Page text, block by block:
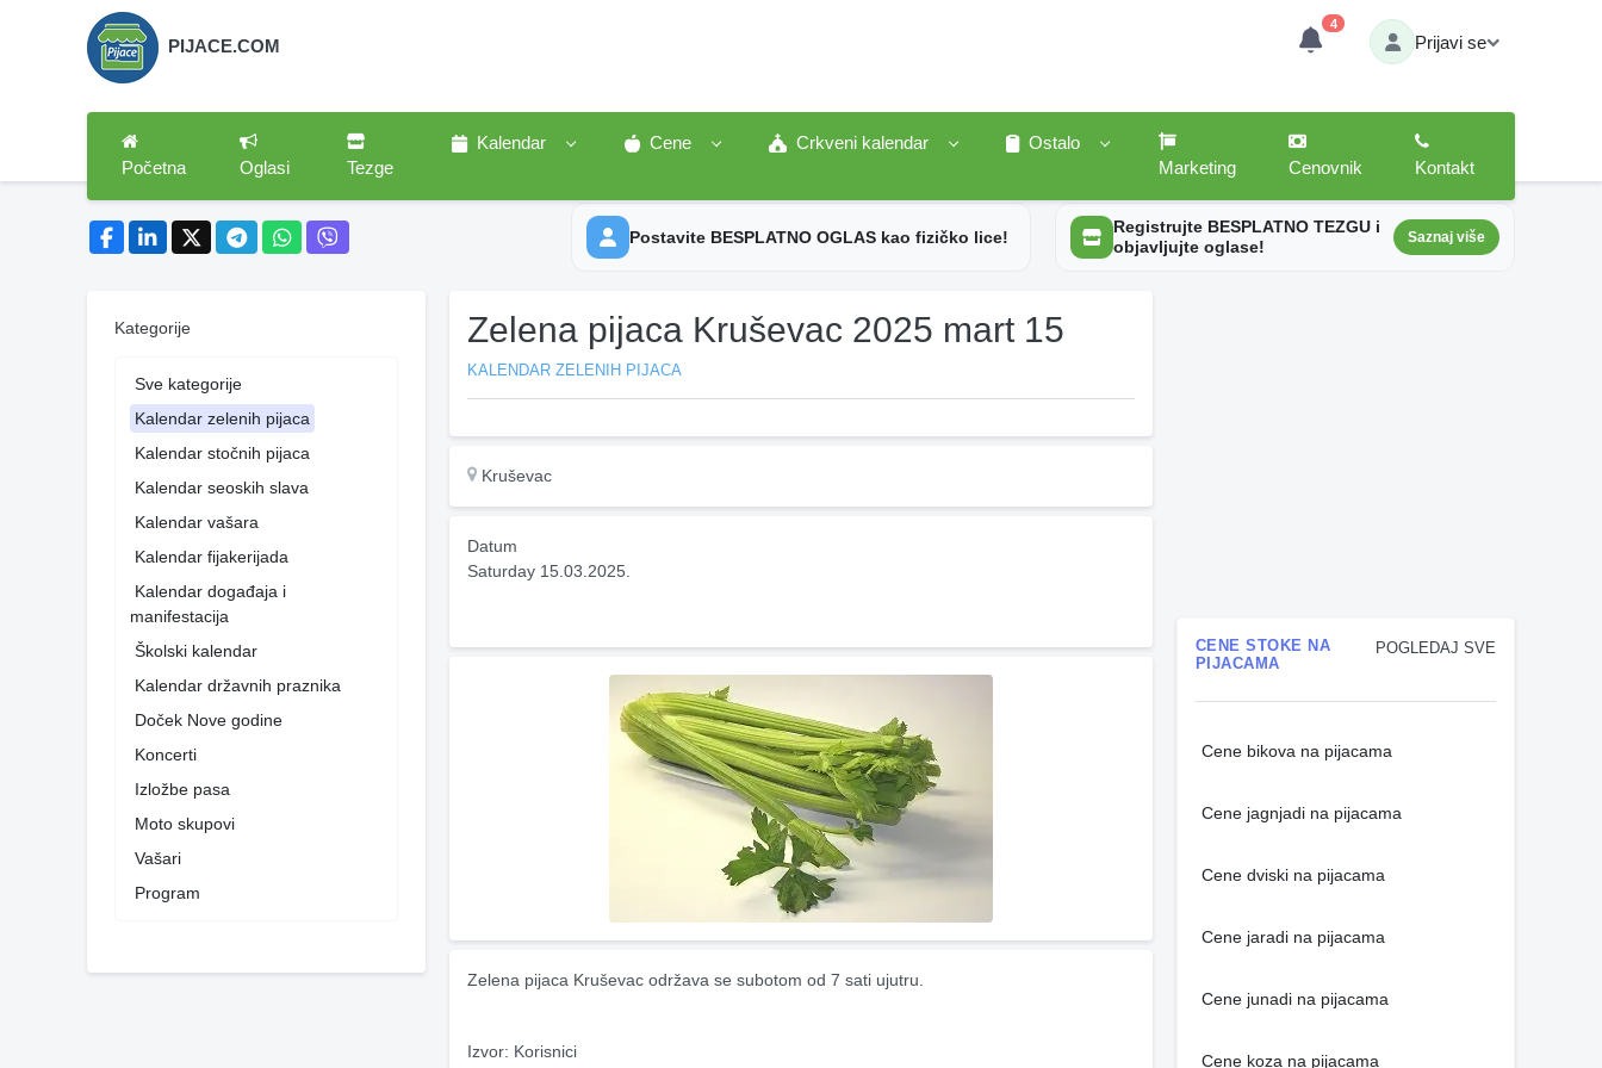
PIJACE.COM
4
Prijavi se
Početna Oglasi Tezge
Kalendar Cene Crkveni kalendar
Ostalo
Marketing
Cenovnik Kontakt
Postavite BESPLATNO OGLAS kao fizičko lice!
Registrujte BESPLATNO TEZGU i
objavljujte oglase!
Saznaj više
Kategorije
Sve kategorije
Kalendar zelenih pijaca
Kalendar stočnih pijaca
Kalendar seoskih slava
Kalendar vašara
Kalendar fijakerijada
Kalendar događaja i
manifestacija
Školski kalendar
Kalendar državnih praznika
Doček Nove godine
Koncerti
Izložbe pasa
Moto skupovi
Vašari
Program
Zelena pijaca Kruševac 2025 mart 15
KALENDAR ZELENIH PIJACA
Kruševac
Datum
Saturday 15.03.2025.
Zelena pijaca Kruševac održava se subotom od 7 sati ujutru.
Izvor: Korisnici
POGLEDAJ SVE
CENE STOKE NA
PIJACAMA
Cene bikova na pijacama
Cene jagnjadi na pijacama
Cene dviski na pijacama
Cene jaradi na pijacama
Cene junadi na pijacama
Cene koza na pijacama